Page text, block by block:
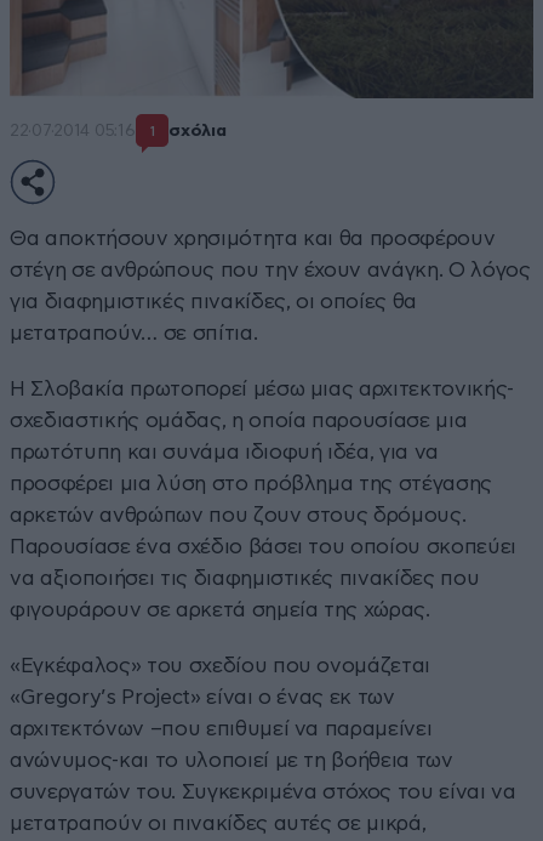
22·07·2014 05:16 1 σχόλια
Θα αποκτήσουν χρησιμότητα και θα προσφέρουν
στέγη σε ανθρώπους που την έχουν ανάγκη. Ο λόγος
για διαφημιστικές πινακίδες, οι οποίες θα
μετατραπούν… σε σπίτια.
Η Σλοβακία πρωτοπορεί μέσω μιας αρχιτεκτονικής-
σχεδιαστικής ομάδας, η οποία παρουσίασε μια
πρωτότυπη και συνάμα ιδιοφυή ιδέα, για να
προσφέρει μια λύση στο πρόβλημα της στέγασης
αρκετών ανθρώπων που ζουν στους δρόμους.
Παρουσίασε ένα σχέδιο βάσει του οποίου σκοπεύει
να αξιοποιήσει τις διαφημιστικές πινακίδες που
φιγουράρουν σε αρκετά σημεία της χώρας.
«Εγκέφαλος» του σχεδίου που ονομάζεται
«Gregory’s Project» είναι ο ένας εκ των
αρχιτεκτόνων –που επιθυμεί να παραμείνει
ανώνυμος-και το υλοποιεί με τη βοήθεια των
συνεργατών του. Συγκεκριμένα στόχος του είναι να
μετατραπούν οι πινακίδες αυτές σε μικρά,